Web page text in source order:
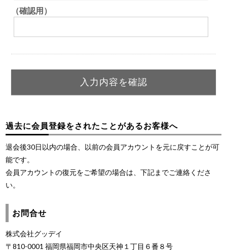
（確認用）
過去に会員登録をされたことがあるお客様へ
退会後30日以内の場合、以前の会員アカウントを元に戻すことが可
能です。
会員アカウントの復元をご希望の場合は、下記までご連絡くださ
い。
お問合せ
株式会社グッデイ
〒810-0001 福岡県福岡市中央区天神１丁目６番８号